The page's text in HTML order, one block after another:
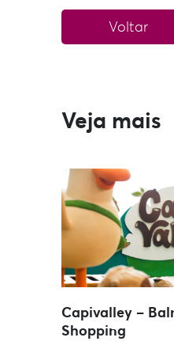
Voltar
Veja mais
Capivalley –
Shopping